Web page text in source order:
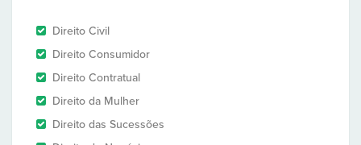
Direito Civil
Direito Consumidor
Direito Contratual
Direito da Mulher
Direito das Sucessões